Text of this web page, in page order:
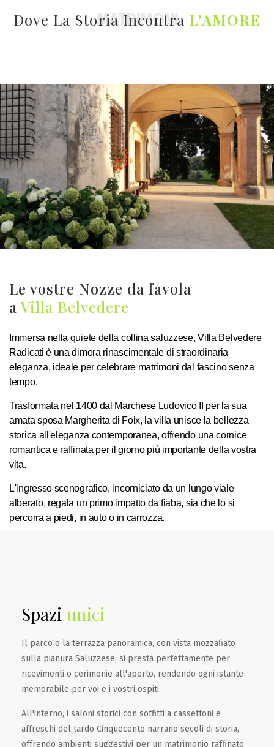
MATRIMONI
Dove La Storia Incontra L'AMORE
Le vostre Nozze da favola
a Villa Belvedere
Immersa nella quiete della collina saluzzese, Villa Belvedere
Radicati è una dimora rinascimentale di straordinaria
eleganza, ideale per celebrare matrimoni dal fascino senza
tempo.
Trasformata nel 1400 dal Marchese Ludovico II per la sua
amata sposa Margherita di Foix, la villa unisce la bellezza
storica all'eleganza contemporanea, offrendo una cornice
romantica e raffinata per il giorno più importante della vostra
vita.
L'ingresso scenografico, incorniciato da un lungo viale
alberato, regala un primo impatto da fiaba, sia che lo si
percorra a piedi, in auto o in carrozza.
Spazi unici
Il parco o la terrazza panoramica, con vista mozzafiato
sulla pianura Saluzzese, si presta perfettamente per
ricevimenti o cerimonie all'aperto, rendendo ogni istante
memorabile per voi e i vostri ospiti.
All'interno, i saloni storici con soffitti a cassettoni e
affreschi del tardo Cinquecento narrano secoli di storia,
offrendo ambienti suggestivi per un matrimonio raffinato.